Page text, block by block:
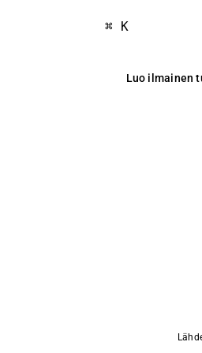
⌘ K
Luo ilmainen